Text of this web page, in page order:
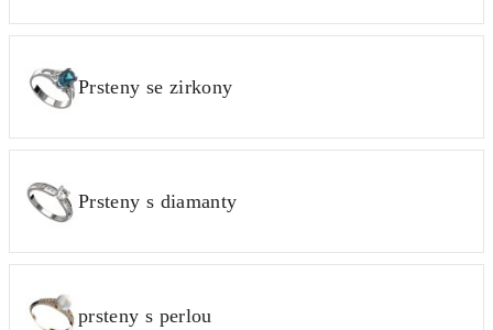
Prsteny se zirkony
Prsteny s diamanty
prsteny s perlou